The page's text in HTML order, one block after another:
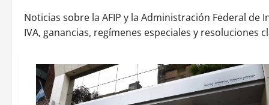
Noticias sobre la AFIP y la Administración Federal
IVA, ganancias, regímenes especiales y